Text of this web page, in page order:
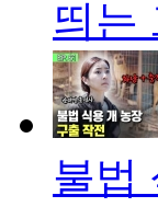
띄는
불법